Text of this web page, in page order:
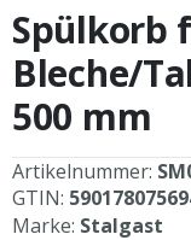
Anfang
der
Bildergalerie
springen
Spülkorb
Bleche/
500 mm
Artikelnummer:
GTIN:
Marke: Stalgast